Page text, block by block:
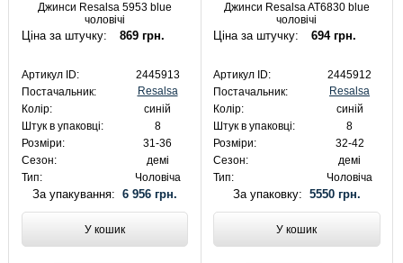
Джинси Resalsa 5953 blue
чоловічі
Ціна за штучку: 869 грн.
Артикул ID:
2445913
Постачальник:
Resalsa
Колір:
синій
Штук в упаковці:
8
Розміри:
31-36
Сезон:
демі
Тип:
Чоловіча
За упакування: 6 956 грн.
У кошик
Джинси Resalsa AT6830 blue
чоловічі
Ціна за штучку: 694 грн.
Артикул ID:
2445912
Постачальник:
Resalsa
Колір:
синій
Штук в упаковці:
8
Розміри:
32-42
Сезон:
демі
Тип:
Чоловіча
За упаковку: 5550 грн.
У кошик